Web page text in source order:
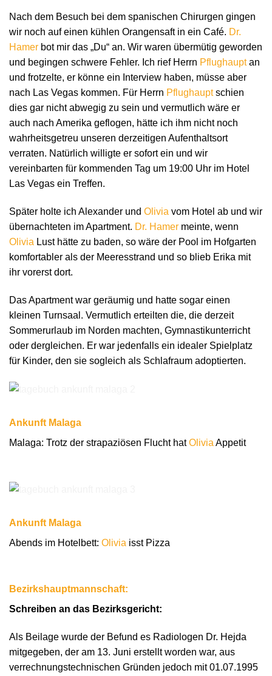
Nach dem Besuch bei dem spanischen Chirurgen gingen
wir noch auf einen kühlen Orangensaft in ein Café. Dr.
Hamer bot mir das „Du“ an. Wir waren übermütig geworden
und begingen schwere Fehler. Ich rief Herrn Pflughauptan
und frotzelte, er könne ein Interview haben, müsse aber
nach Las Vegas kommen. Für Herrn Pflughauptschien
dies gar nicht abwegig zu sein und vermutlich wäre er
auch nach Amerika geflogen, hätte ich ihm nicht noch
wahrheitsgetreu unseren derzeitigen Aufenthaltsort
verraten. Natürlich willigte er sofort ein und wir
vereinbarten für kommenden Tag um 19:00 Uhr im Hotel
Las Vegas ein Treffen.
Später holte ich Alexander und Olivia vom Hotel ab und wir
übernachteten im Apartment. Dr. Hamer meinte, wenn
Olivia Lust hätte zu baden, so wäre der Pool im Hofgarten
komfortabler als der Meeresstrand und so blieb Erika mit
ihr vorerst dort.
Das Apartment war geräumig und hatte sogar einen
kleinen Turnsaal. Vermutlich erteilten die, die derzeit
Sommerurlaub im Norden machten, Gymnastikunterricht
oder dergleichen. Er war jedenfalls ein idealer Spielplatz
für Kinder, den sie sogleich als Schlafraum adoptierten.
Ankunft Malaga
Malaga: Trotz der strapaziösen Flucht hatOlivia Appetit
Ankunft Malaga
Abends im Hotelbett: Olivia isst Pizza
Bezirkshauptmannschaft:
Schreiben an das Bezirksgericht:
Als Beilage wurde der Befund es Radiologen Dr. Hejda
mitgegeben, der am 13. Juni erstellt worden war, aus
verrechnungstechnischen Gründen jedoch mit 01.07.1995